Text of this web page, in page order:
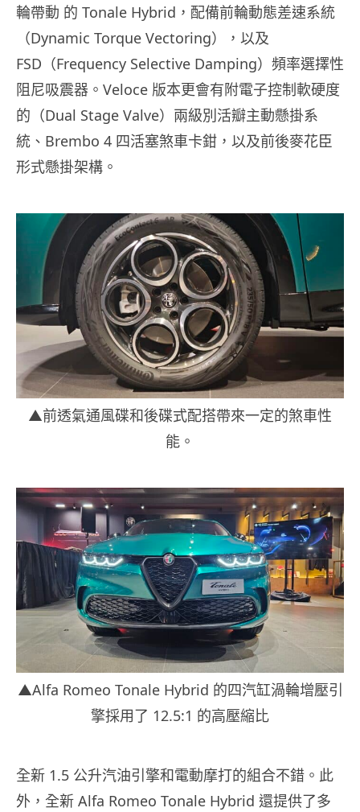
輪帶動 的 Tonale Hybrid，配備前輪動態差速系統
（Dynamic Torque Vectoring），以及
FSD（Frequency Selective Damping）頻率選擇性
阻尼吸震器。Veloce 版本更會有附電子控制軟硬度
的（Dual Stage Valve）兩級別活瓣主動懸掛系
統、Brembo 4 四活塞煞車卡鉗，以及前後麥花臣
形式懸掛架構。
▲前透氣通風碟和後碟式配搭帶來一定的煞車性
能。
▲Alfa Romeo Tonale Hybrid 的四汽缸渦輪增壓引
擎採用了 12.5:1 的高壓縮比
全新 1.5 公升汽油引擎和電動摩打的組合不錯。此
外，全新 Alfa Romeo Tonale Hybrid 還提供了多